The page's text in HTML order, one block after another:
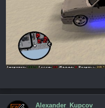
Alexander_Kupcov